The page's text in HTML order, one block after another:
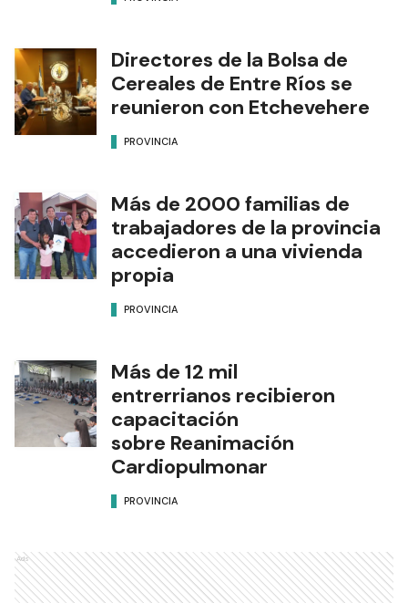
Directores de la Bolsa de
Cereales de Entre Ríos se
reunieron con Etchevehere
PROVINCIA
Más de 2000 familias de
trabajadores de la provincia
accedieron a una vivienda
propia
PROVINCIA
Más de 12 mil
entrerrianos recibieron
capacitación
sobre Reanimación
Cardiopulmonar
PROVINCIA
Ads